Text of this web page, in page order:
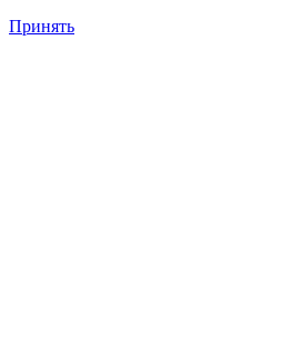
Принять